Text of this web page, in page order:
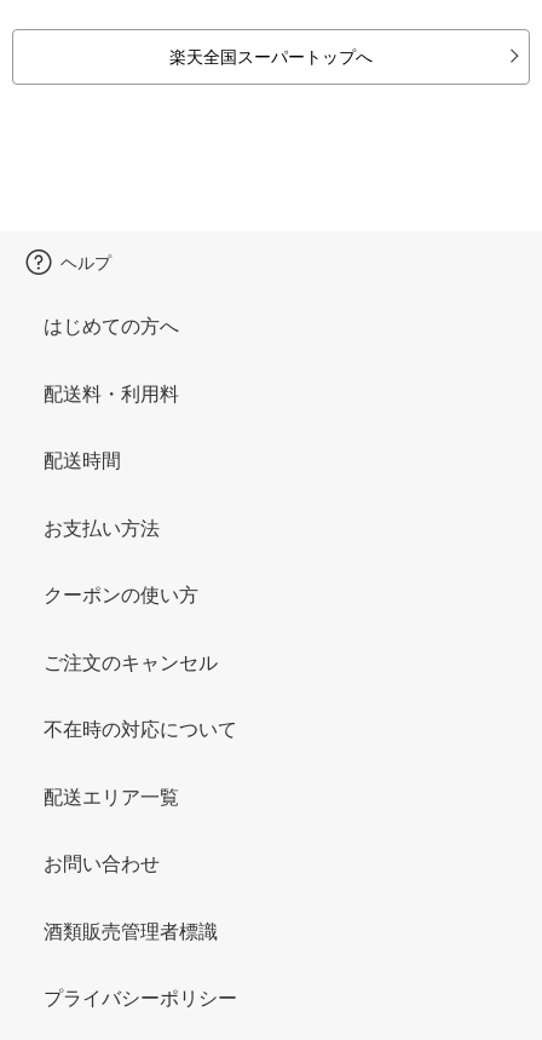
楽天全国スーパートップへ
ヘルプ
はじめての方へ
配送料・利用料
配送時間
お支払い方法
クーポンの使い方
ご注文のキャンセル
不在時の対応について
配送エリア一覧
お問い合わせ
酒類販売管理者標識
プライバシーポリシー